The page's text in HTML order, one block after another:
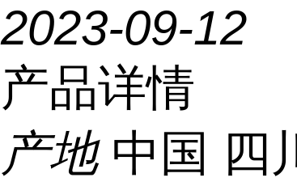
2023-09-12
产品详情
产地 中国 四